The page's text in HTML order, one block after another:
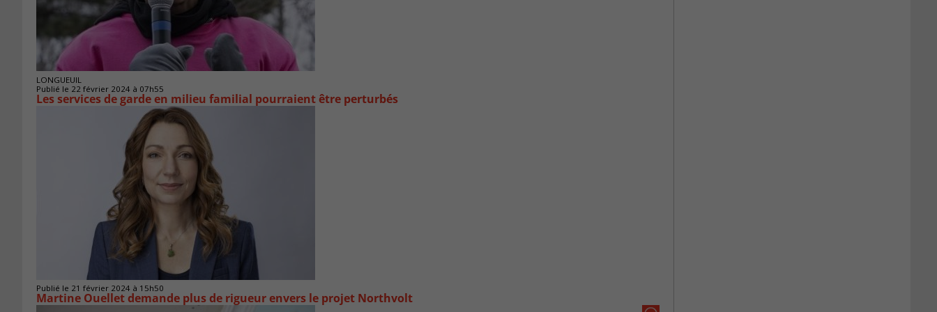
LONGUEUIL
Publié le 22 février 2024 à 07h55
Les services de garde en milieu familial pourraient être perturbés
Publié le 21 février 2024 à 15h50
Martine Ouellet demande plus de rigueur envers le projet Northvolt